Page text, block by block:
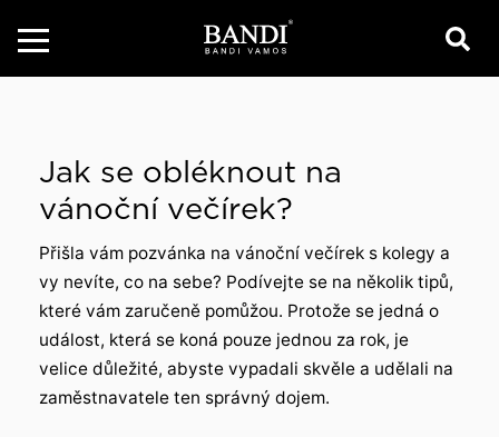
Jak se obléknout na
vánoční večírek?
Přišla vám pozvánka na vánoční večírek s kolegy a
vy nevíte, co na sebe? Podívejte se na několik tipů,
které vám zaručeně pomůžou. Protože se jedná o
událost, která se koná pouze jednou za rok, je
velice důležité, abyste vypadali skvěle a udělali na
zaměstnavatele ten správný dojem.